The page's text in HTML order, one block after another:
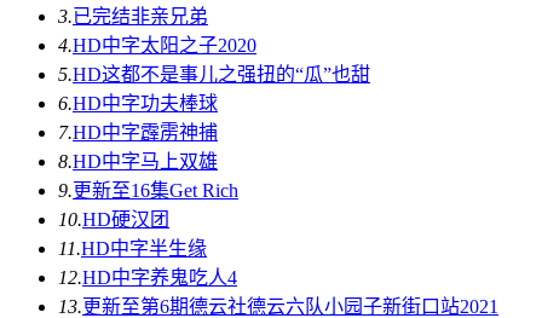
3.已完结非亲兄弟
4.HD中字太阳之子2020
5.HD这都不是事儿之强扭的“瓜”也甜
6.HD中字功夫棒球
7.HD中字霹雳神捕
8.HD中字马上双雄
9.更新至16集Get Rich
10.HD硬汉团
11.HD中字半生缘
12.HD中字养鬼吃人4
13.更新至第6期德云社德云六队小园子新街口站2021